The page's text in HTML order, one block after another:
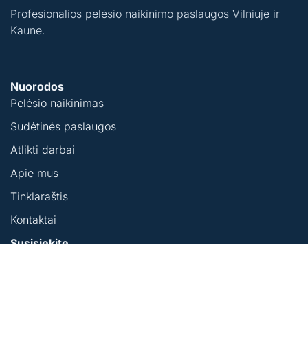
Profesionalios pelėsio naikinimo paslaugos Vilniuje ir
Kaune.
Nuorodos
Pelėsio naikinimas
Sudėtinės paslaugos
Atlikti darbai
Apie mus
Tinklaraštis
Kontaktai
Susisiekite